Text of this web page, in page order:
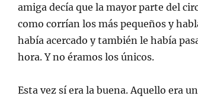
amiga decía que la mayor parte del
como corrían los más pequeños y
había acercado y también le había
hora. Y no éramos los únicos.
Esta vez sí era la buena. Aquello era